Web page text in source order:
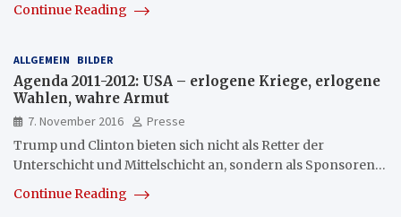
Continue Reading
ALLGEMEIN BILDER
Agenda 2011-2012: USA – erlogene Kriege, erlogene
Wahlen, wahre Armut
7. November 2016
Presse
Trump und Clinton bieten sich nicht als Retter der
Unterschicht und Mittelschicht an, sondern als Sponsoren…
Continue Reading